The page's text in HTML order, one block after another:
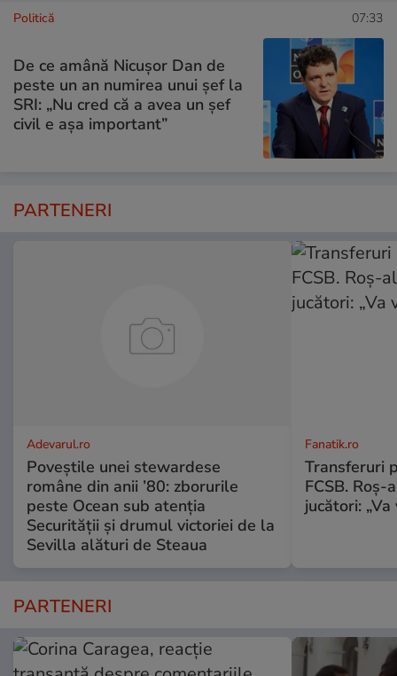
Politică 07:33
De ce amână Nicușor Dan de
peste un an numirea unui șef la
SRI: „Nu cred că a avea un şef
civil e așa important”
PARTENERI
Adevarul.ro
Poveștile unei stewardese
române din anii ’80: zborurile
peste Ocean sub atenția
Securității și drumul victoriei de la
Sevilla alături de Steaua
Fanatik.ro
Transferuri
FCSB.
jucători:
PARTENERI